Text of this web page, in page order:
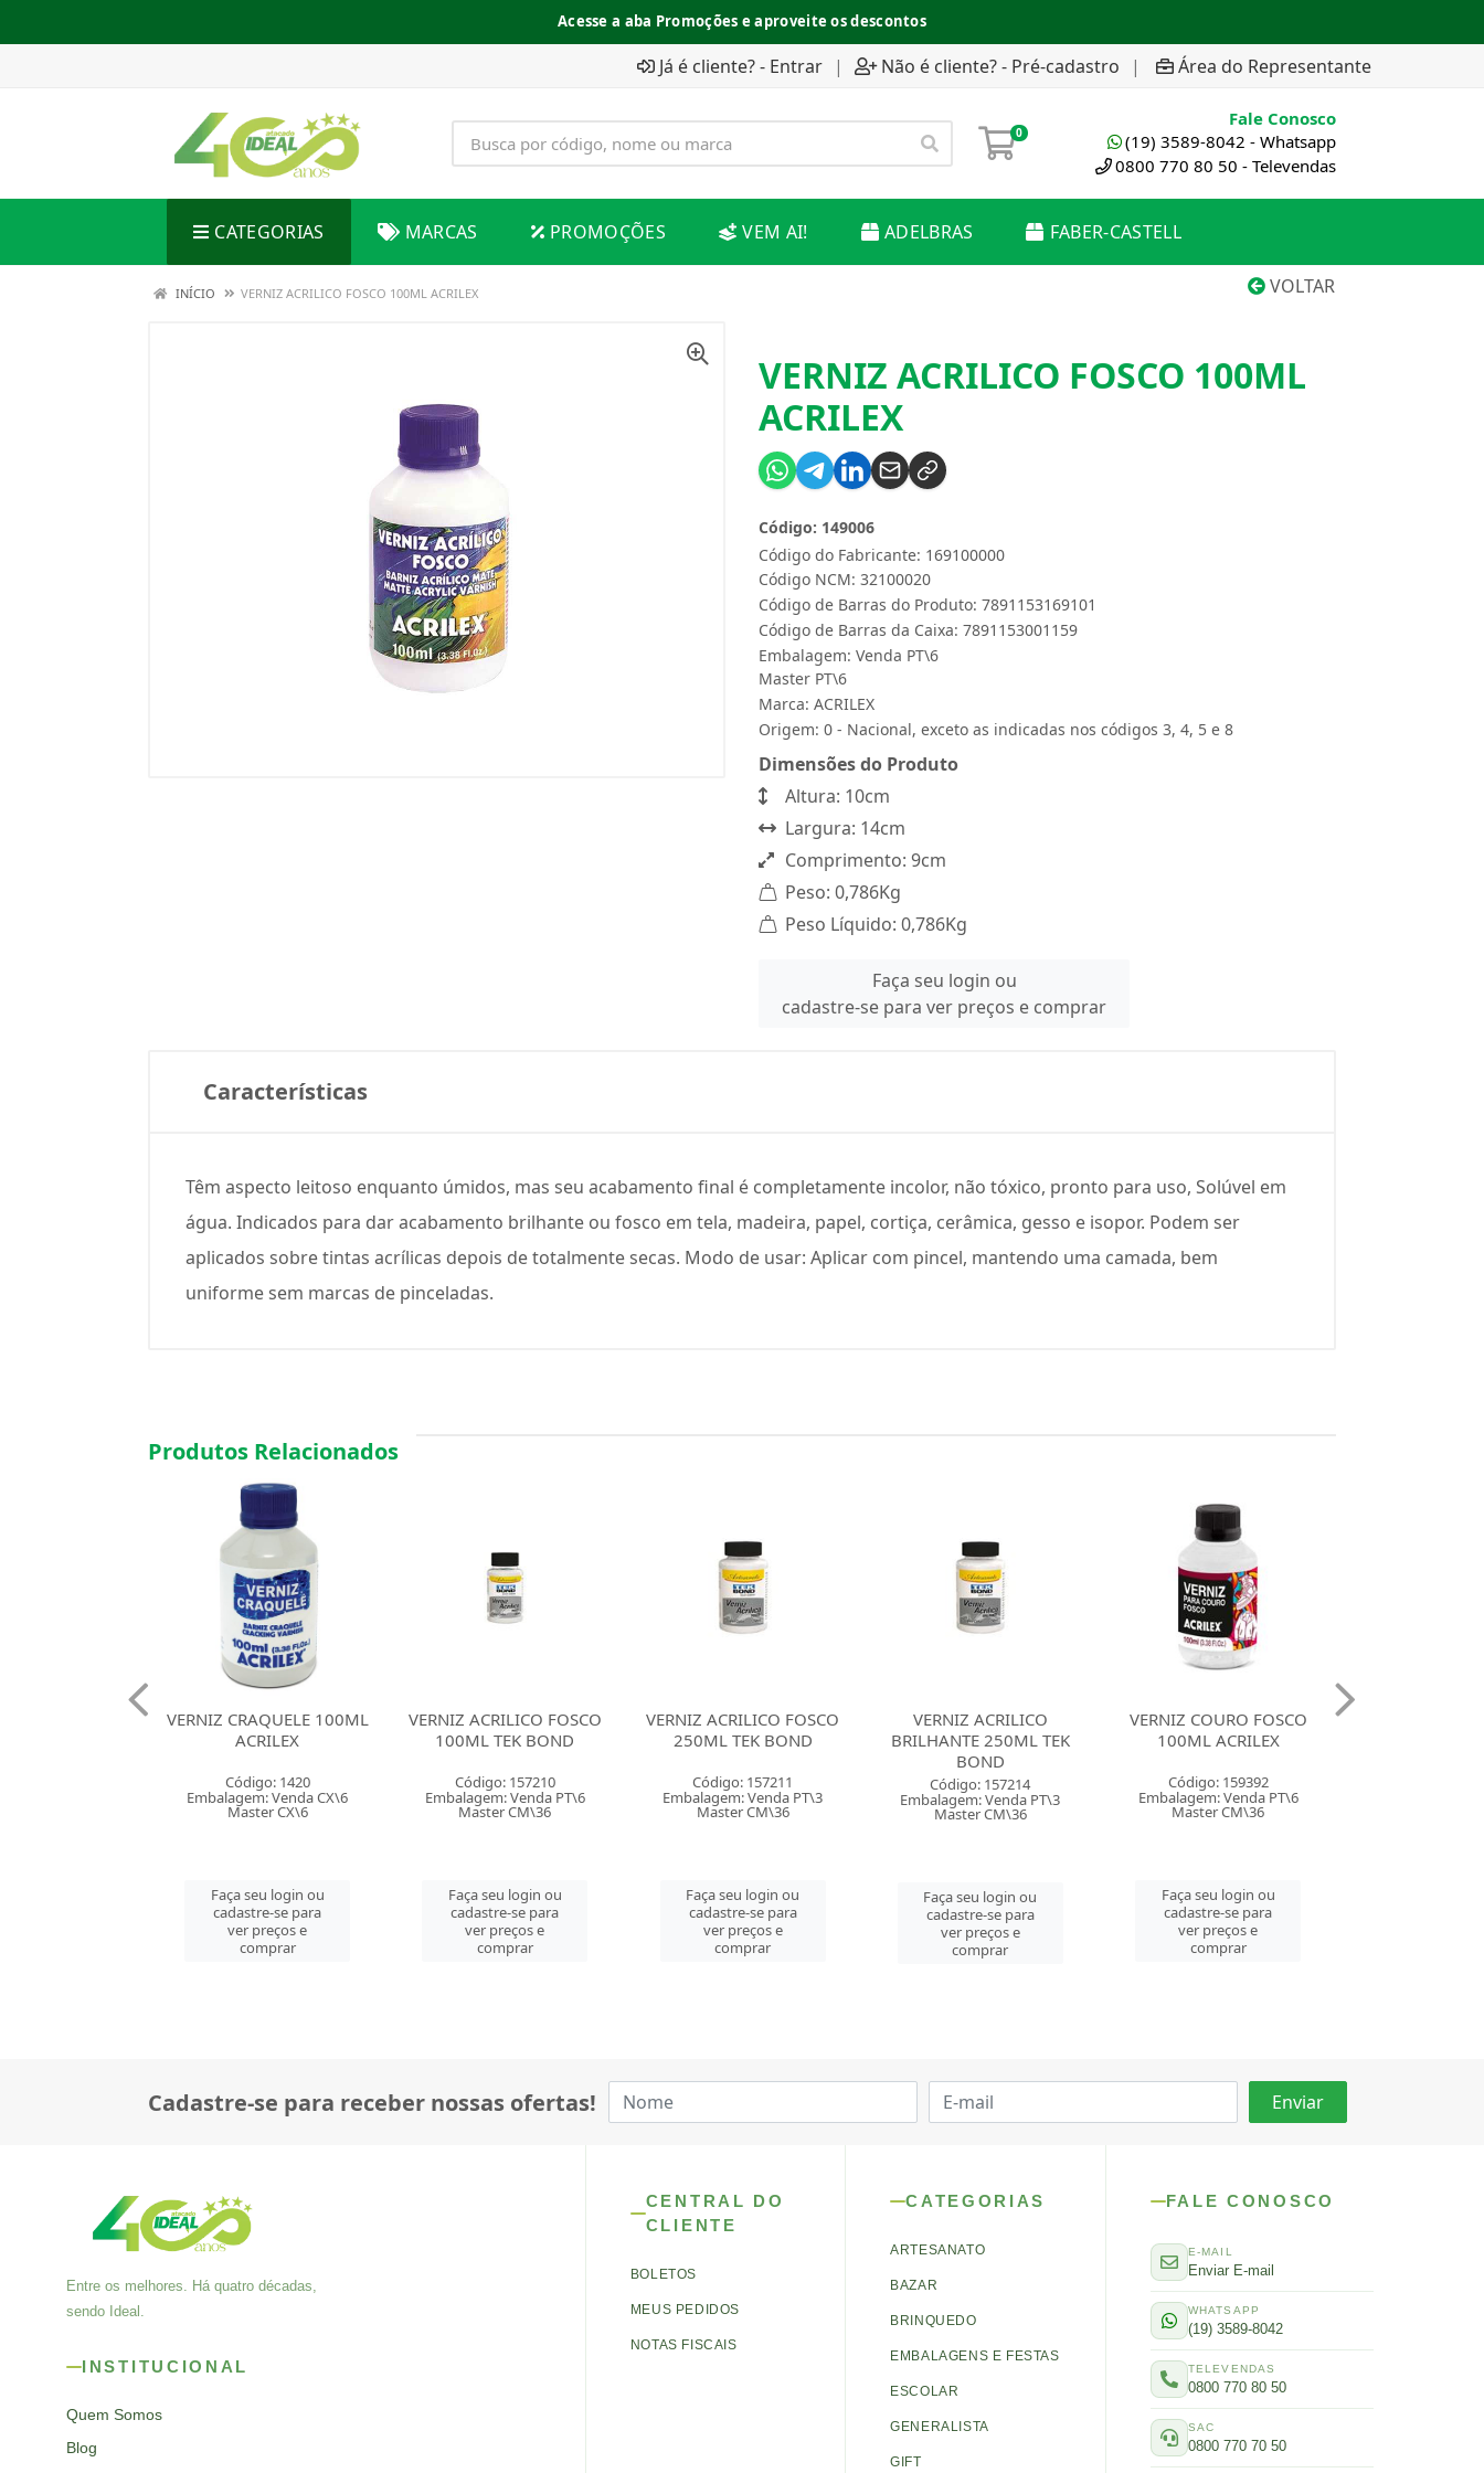
Acesse a aba Promoções e aproveite os descontos
Já é cliente? - Entrar | Não é cliente? - Pré-cadastro | Área do Representante
0
Fale Conosco
(19) 3589-8042 - Whatsapp
0800 770 80 50 - Televendas
CATEGORIAS MARCAS PROMOÇÕES VEM AI! ADELBRAS FABER-CASTELL
VOLTAR
INÍCIO VERNIZ ACRILICO FOSCO 100ML ACRILEX
VERNIZ ACRILICO FOSCO 100ML
ACRILEX
Código do Fabricante: 169100000
Código: 149006
Código NCM: 32100020
Código de Barras do Produto: 7891153169101
Código de Barras da Caixa: 7891153001159
Embalagem: Venda PT\6
Master PT\6
Marca: ACRILEX
Origem: 0 - Nacional, exceto as indicadas nos códigos 3, 4, 5 e 8
Dimensões do Produto
Altura: 10cm
Largura: 14cm
Comprimento: 9cm
Peso: 0,786Kg
Peso Líquido: 0,786Kg
Faça seu login ou
cadastre-se para ver preços e comprar
Características
Têm aspecto leitoso enquanto úmidos, mas seu acabamento final é completamente incolor, não tóxico, pronto para uso, Solúvel em
água. Indicados para dar acabamento brilhante ou fosco em tela, madeira, papel, cortiça, cerâmica, gesso e isopor. Podem ser
aplicados sobre tintas acrílicas depois de totalmente secas. Modo de usar: Aplicar com pincel, mantendo uma camada, bem
uniforme sem marcas de pinceladas.
Produtos Relacionados
VERNIZ ACRILICO FOSCO
100ML TEK BOND
Código: 157210
Embalagem: Venda PT\6
Master CM\36
Faça seu login ou
cadastre-se para
ver preços e
comprar
VERNIZ ACRILICO FOSCO
250ML TEK BOND
Código: 157211
Embalagem: Venda PT\3
Master CM\36
Faça seu login ou
cadastre-se para
ver preços e
comprar
VERNIZ ACRILICO
BRILHANTE 250ML TEK
Código: 157214
Embalagem: Venda PT\3
Master CM\36
Faça seu login ou
cadastre-se para
ver preços e
comprar
VERNIZ COURO FOSCO
100ML ACRILEX
Código: 159392
Embalagem: Venda PT\6
Master CM\36
Faça seu login ou
cadastre-se para
ver preços e
comprar
VERNIZ COURO
SEMIBRILHO 100ML
Código: 159393
Embalagem: Venda PT\6
Master CM\36
Faça seu login ou
cadastre-se para
ver preços e
comprar
Cadastre-se para receber nossas ofertas!
Entre os melhores. Há quatro décadas,
sendo Ideal.
INSTITUCIONAL
Quem Somos
Blog
CENTRAL DO
CLIENTE
BOLETOS
MEUS PEDIDOS
NOTAS FISCAIS
CATEGORIAS
ARTESANATO
BAZAR
BRINQUEDO
EMBALAGENS E FESTAS
ESCOLAR
GENERALISTA
GIFT
FALE CONOSCO
E-MAIL
Enviar E-mail
WHATSAPP
(19) 3589-8042
TELEVENDAS
0800 770 80 50
SAC
0800 770 70 50